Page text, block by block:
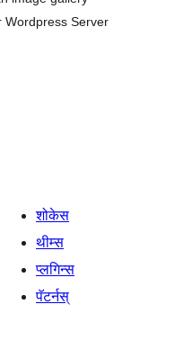
Wordpress Server
शोकेस
थीम्स
प्लगिन्स
पॅटर्नस्